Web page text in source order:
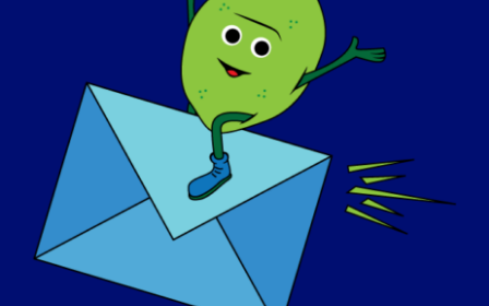
SE A SUA LGMD PUDESSE SER "CURADA"
AMANHÃ, QUAL SERIA A PRIMEIRA COISA
QUE GOSTARIA DE FAZER:
Eu voltaria a patinar.
Para ler mais "LGMD Spotlight Interviews"
ou para se voluntariar para ser